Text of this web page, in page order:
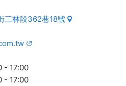
三林段362巷18號
- 17:00
- 17:00